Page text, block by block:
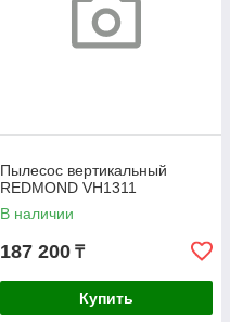
Пылесос вертикальный
REDMOND VH1311
В наличии
187 200 ₸
Купить